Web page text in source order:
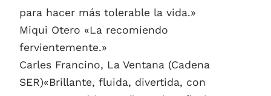
para hacer más tolerable la vida.»
Miqui Otero «La recomiendo
fervientemente.»
Carles Francino, La Ventana (Cadena
SER)«Brillante, fluida, divertida, con